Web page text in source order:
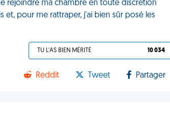
rejoindre ma chambre en toute discrétion
et, pour me rattraper, j'ai bien sûr posé les
TU L'AS BIEN MÉRITÉ 10 034
Reddit Tweet Partager